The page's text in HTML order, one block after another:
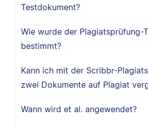
Testdokument?
Wie wurde der Plagiatsprüfung-
bestimmt?
Kann ich mit der Scribbr-
zwei Dokumente auf Plagiat
Wann wird et al. angewendet?